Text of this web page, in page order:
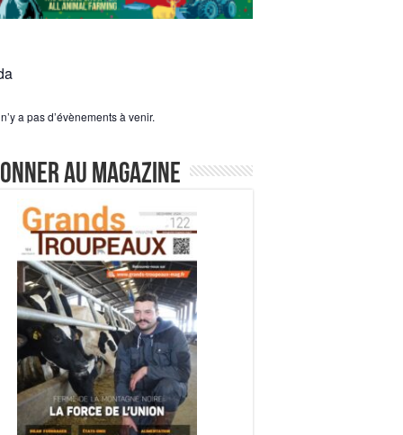
a pas d’évènements à venir.
au magazine